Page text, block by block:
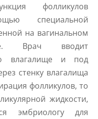
фолликулов
специальной
на вагинальном
Врач вводит
влагалище и под
стенку влагалища
фолликулов, то
жидкости,
эмбриологу для